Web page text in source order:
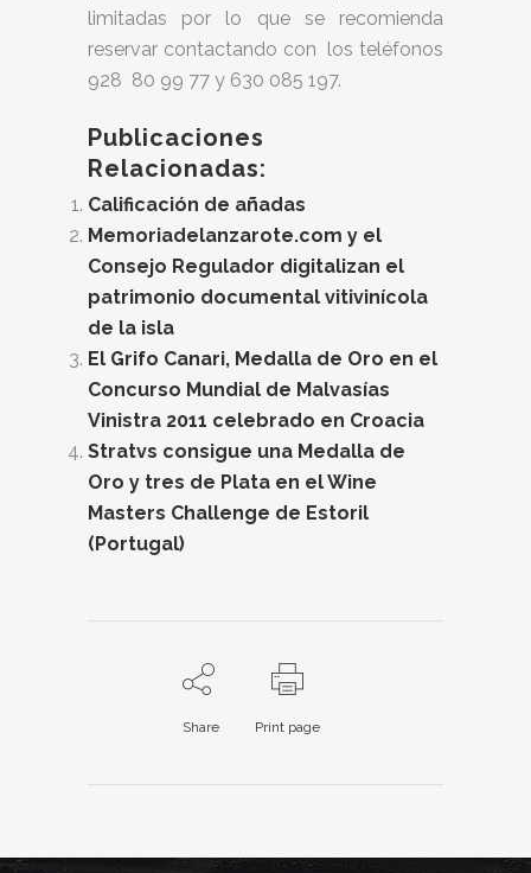
limitadas por lo que se recomienda
reservar contactando con los teléfonos
928 80 99 77 y 630 085 197.
Publicaciones
Relacionadas:
Calificación de añadas
Memoriadelanzarote.com y el
Consejo Regulador digitalizan el
patrimonio documental vitivinícola
de la isla
El Grifo Canari, Medalla de Oro en el
Concurso Mundial de Malvasías
Vinistra 2011 celebrado en Croacia
Stratvs consigue una Medalla de
Oro y tres de Plata en el Wine
Masters Challenge de Estoril
(Portugal)
Share Print page